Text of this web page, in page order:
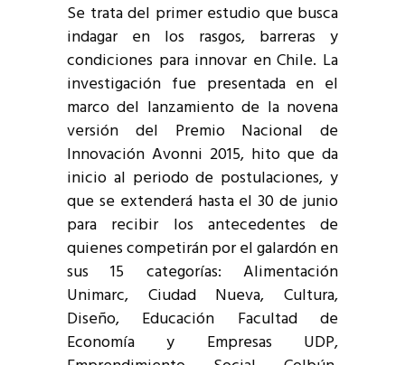
Se trata del primer estudio que busca
indagar en los rasgos, barreras y
condiciones para innovar en Chile. La
investigación fue presentada en el
marco del lanzamiento de la novena
versión del Premio Nacional de
Innovación Avonni 2015, hito que da
inicio al periodo de postulaciones, y
que se extenderá hasta el 30 de junio
para recibir los antecedentes de
quienes competirán por el galardón en
sus 15 categorías: Alimentación
Unimarc, Ciudad Nueva, Cultura,
Diseño, Educación Facultad de
Economía y Empresas UDP,